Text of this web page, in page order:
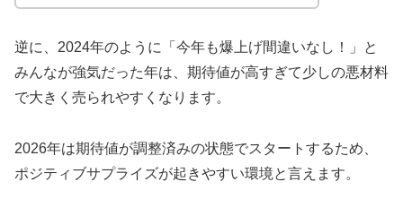
逆に、2024年のように「今年も爆上げ間違いなし！」と
みんなが強気だった年は、期待値が高すぎて少しの悪材料
で大きく売られやすくなります。
2026年は期待値が調整済みの状態でスタートするため、
ポジティブサプライズが起きやすい環境と言えます。